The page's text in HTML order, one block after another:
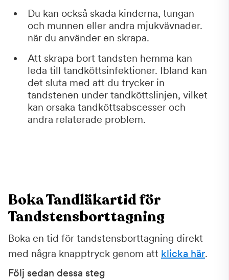
Du kan också skada kinderna, tungan
och munnen eller andra mjukvävnader.
när du använder en skrapa.
Att skrapa bort tandsten hemma kan
leda till tandköttsinfektioner. Ibland kan
det sluta med att du trycker in
tandstenen under tandköttslinjen, vilket
kan orsaka tandköttsabscesser och
andra relaterade problem.
Boka Tandläkartid för
Tandstensborttagning
Boka en tid för tandstensborttagning direkt
med några knapptryck genom att klicka här.
Följ sedan dessa steg